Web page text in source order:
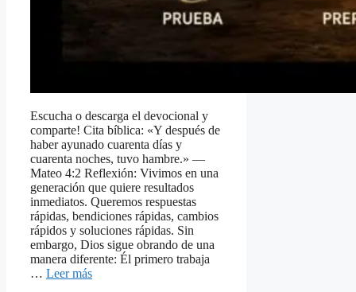
Escucha o descarga el devocional y
comparte! Cita bíblica: «Y después de
haber ayunado cuarenta días y
cuarenta noches, tuvo hambre.» —
Mateo 4:2 Reflexión: Vivimos en una
generación que quiere resultados
inmediatos. Queremos respuestas
rápidas, bendiciones rápidas, cambios
rápidos y soluciones rápidas. Sin
embargo, Dios sigue obrando de una
manera diferente: Él primero trabaja
… Leer más